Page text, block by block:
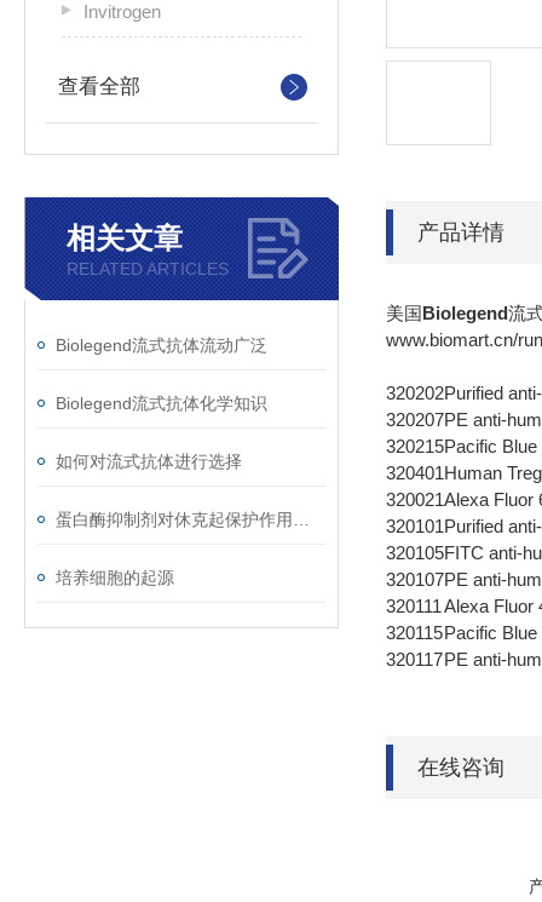
Invitrogen
查看全部
相关文章
RELATED ARTICLES
Biolegend流式抗体流动广泛
Biolegend流式抗体化学知识
如何对流式抗体进行选择
培养细胞的起源
产品详情
美国Biolegend流
www.biomart.cn/
320202Purified
320207PE anti-
320215Pacific
320401Human
320021Alexa Fluor
320101Purified
320105FITC anti-
320107PE anti-
320111Alexa Fluor
320115Pacific
320117PE anti-
在线咨询